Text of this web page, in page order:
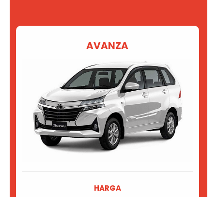
AVANZA
HARGA